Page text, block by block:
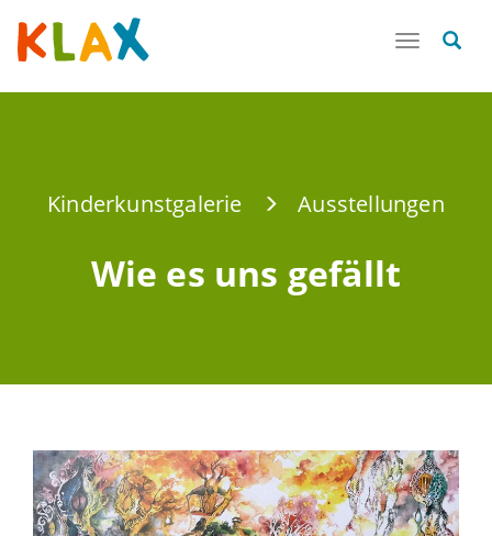
Toggle
Kinderkunstgalerie Ausstellungen
Wie es uns gefällt